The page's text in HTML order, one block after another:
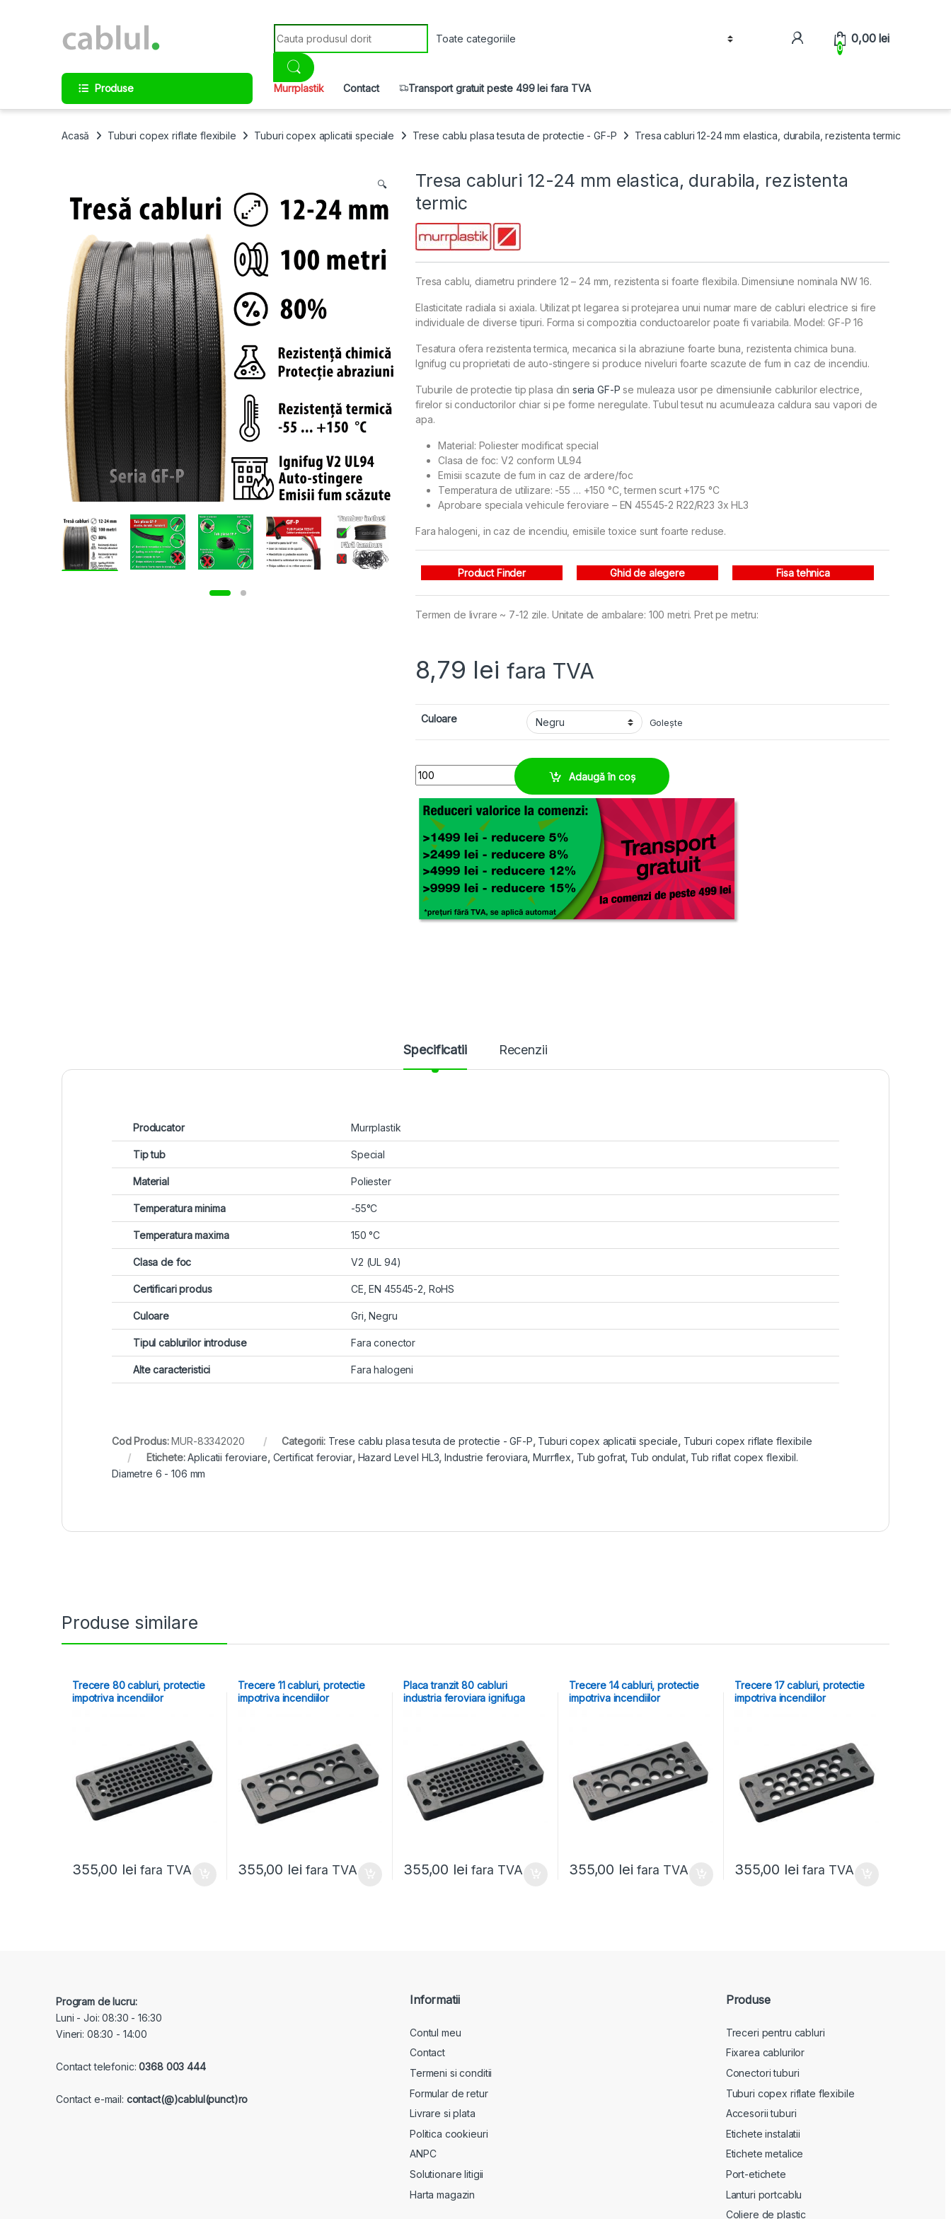
Search for:
0
0,00 lei
Produse Murrplastik Contact Transport gratuit peste 499 lei fara TVA
Acasă Tuburi copex riflate flexibile Tuburi copex aplicatii speciale Trese cablu plasa tesuta de protectie - GF-P Tresa cabluri 12-24 mm elastica, durabila, rezistenta termic
🔍
Tresa cabluri 12-24 mm elastica, durabila, rezistenta
termic
Tresa cablu, diametru prindere 12 – 24 mm, rezistenta si foarte flexibila. Dimensiune nominala NW 16.
Elasticitate radiala si axiala. Utilizat pt legarea si protejarea unui numar mare de cabluri electrice si fire
individuale de diverse tipuri. Forma si compozitia conductoarelor poate fi variabila. Model: GF-P 16
Tesatura ofera rezistenta termica, mecanica si la abraziune foarte buna, rezistenta chimica buna.
Ignifug cu proprietati de auto-stingere si produce niveluri foarte scazute de fum in caz de incendiu.
Tuburile de protectie tip plasa din seria GF-P se muleaza usor pe dimensiunile cablurilor electrice,
firelor si conductorilor chiar si pe forme neregulate. Tubul tesut nu acumuleaza caldura sau vapori de
apa.
Material: Poliester modificat special
Clasa de foc: V2 conform UL94
Emisii scazute de fum in caz de ardere/foc
Temperatura de utilizare: -55 … +150 °C, termen scurt +175 °C
Aprobare speciala vehicule feroviare – EN 45545-2 R22/R23 3x HL3
Fara halogeni, in caz de incendiu, emisiile toxice sunt foarte reduse.
Product Finder Ghid de alegere Fisa tehnica
Termen de livrare ~ 7-12 zile. Unitate de ambalare: 100 metri. Pret pe metru:
8,79 lei fara TVA
Culoare Golește
Tresa cabluri 12-24 mm elastica, durabila, rezistenta termic quantity
Adaugă în coș
Specificatii Recenzii
Producator Murrplastik
Tip tub Special
Material Poliester
Temperatura minima -55°C
Temperatura maxima 150 °C
Clasa de foc V2 (UL 94)
Certificari produs CE, EN 45545-2, RoHS
Culoare Gri, Negru
Tipul cablurilor introduse Fara conector
Alte caracteristici Fara halogeni
Cod Produs:MUR-83342020 Categorii: Trese cablu plasa tesuta de protectie - GF-P, Tuburi copex aplicatii speciale, Tuburi copex riflate flexibile
Etichete:Aplicatii feroviare, Certificat feroviar, Hazard Level HL3,Industrie feroviara,Murrflex, Tub gofrat, Tub ondulat, Tub riflat copex flexibil.
Diametre 6 - 106 mm
Produse similare
Trecere 80 cabluri, protectie
impotriva incendiilor
355,00 lei fara TVA
Trecere 11 cabluri, protectie
impotriva incendiilor
355,00 lei fara TVA
Placa tranzit 80 cabluri
industria feroviara ignifuga
355,00 lei fara TVA
Trecere 14 cabluri, protectie
impotriva incendiilor
355,00 lei fara TVA
Trecere 17 cabluri, protectie
impotriva incendiilor
355,00 lei fara TVA
Program de lucru:
Luni - Joi: 08:30 - 16:30
Vineri: 08:30 - 14:00
Contact telefonic:0368 003 444
Contact e-mail: contact(@)cablul(punct)ro
Informatii
Contul meu
Contact
Termeni si conditii
Formular de retur
Livrare si plata
Politica cookieuri
ANPC
Solutionare litigii
Harta magazin
Produse
Treceri pentru cabluri
Fixarea cablurilor
Conectori tuburi
Tuburi copex riflate flexibile
Accesorii tuburi
Etichete instalatii
Etichete metalice
Port-etichete
Lanturi portcablu
Coliere de plastic